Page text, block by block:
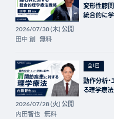
変形性膝関
統合的に
2026/07/30 (木) 公開
田中 創 無料
全1回
動作分析
る理学療法
2026/07/28 (火) 公開
内田智也 無料